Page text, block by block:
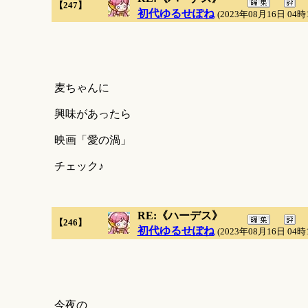
【247】
初代ゆるせぽね (2023年08月16日 04時
麦ちゃんに
興味があったら
映画「愛の渦」
チェック♪
【246】
RE:《ハーデス》
初代ゆるせぽね (2023年08月16日 04時
今夜の